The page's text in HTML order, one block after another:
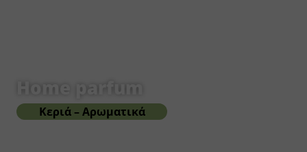
Home parfum
Κεριά – Αρωματικά